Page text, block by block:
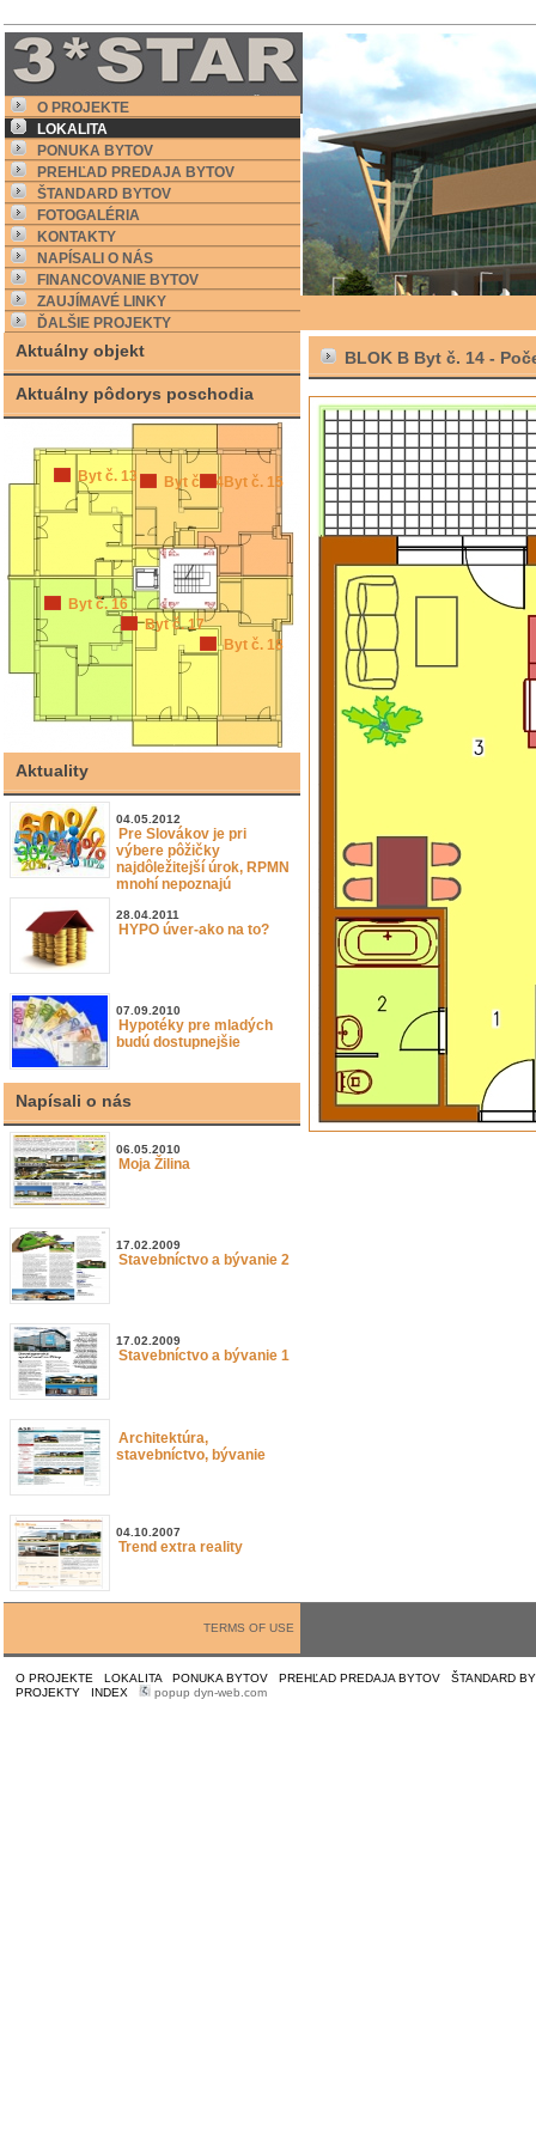
O PROJEKTE
LOKALITA
PONUKA BYTOV
PREHĽAD PREDAJA BYTOV
ŠTANDARD BYTOV
FOTOGALÉRIA
KONTAKTY
NAPÍSALI O NÁS
FINANCOVANIE BYTOV
ZAUJÍMAVÉ LINKY
ĎALŠIE PROJEKTY
Aktuálny objekt
Aktuálny pôdorys poschodia
Byt č. 13 Byt č. 14Byt č. 15
Byt č. 16
Byt č. 17
Byt č. 18
Aktuality
04.05.2012
Pre Slovákov je pri
výbere pôžičky
najdôležitejší úrok, RPMN
mnohí nepoznajú
28.04.2011
HYPO úver-ako na to?
07.09.2010
Hypotéky pre mladých
budú dostupnejšie
Napísali o nás
06.05.2010
Moja Žilina
17.02.2009
Stavebníctvo a bývanie 2
17.02.2009
Stavebníctvo a bývanie 1
Architektúra,
stavebníctvo, bývanie
04.10.2007
Trend extra reality
BLOK B Byt č. 14 -
TERMS OF USE
O PROJEKTE LOKALITA PONUKA BYTOV PREHĽAD PREDAJA BYTOV
ŠTANDARD
PROJEKTY
INDEX popup dyn-web.com